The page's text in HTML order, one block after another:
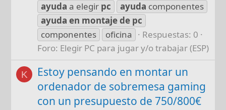
ayuda a elegir pc ayuda componentes
ayuda en montajede pc
componentes
oficina
Respuestas: 0
Foro: Elegir PC para jugar y/o trabajar (ESP)
K
Estoy pensando en montar un
ordenador de sobremesa gaming
con un presupuesto de 750/800€